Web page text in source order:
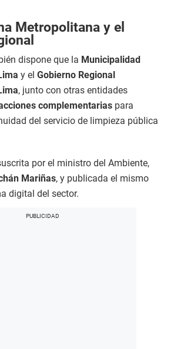
Metropolitana y el
dispone que la Municipalidad
y el Gobierno Regional
, junto con otras entidades
complementarias para
del servicio de limpieza pública
por el ministro del Ambiente,
Mariñas, y publicada el mismo
digital del sector.